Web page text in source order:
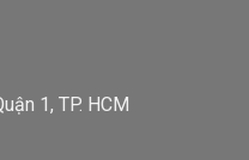
1, TP. HCM